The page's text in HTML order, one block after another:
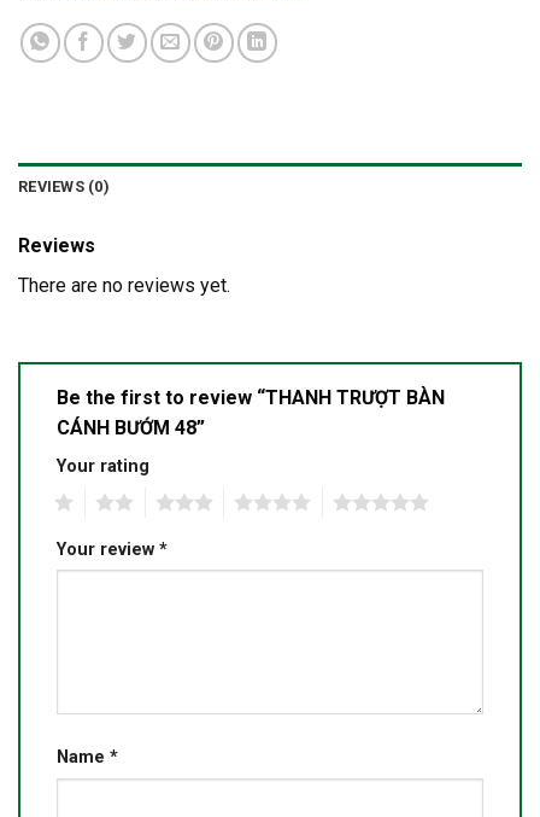
REVIEWS (0)
Reviews
There are no reviews yet.
Be the first to review “THANH TRƯỢT BÀN
CÁNH BƯỚM 48”
Your rating
Your review *
Name *